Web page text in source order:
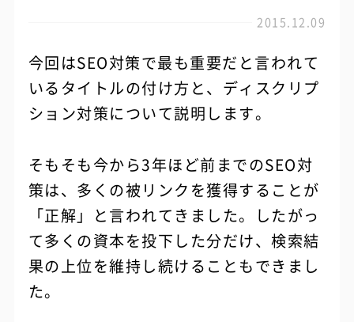
2015.12.09
今回はSEO対策で最も重要だと言われて
いるタイトルの付け方と、ディスクリプ
ション対策について説明します。
そもそも今から3年ほど前までのSEO対
策は、多くの被リンクを獲得することが
「正解」と言われてきました。したがっ
て多くの資本を投下した分だけ、検索結
果の上位を維持し続けることもできまし
た。